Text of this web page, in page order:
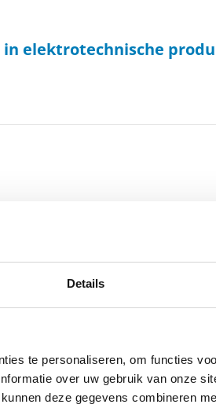
Details
te personaliseren, om functies
over uw gebruik van onze
deze gegevens combineren
in elektrotechnische
stroom te
of kabel.
door een 7 staps
standaard aanspreek
10 / 20 / 30 / 40 / 60 / 80 /